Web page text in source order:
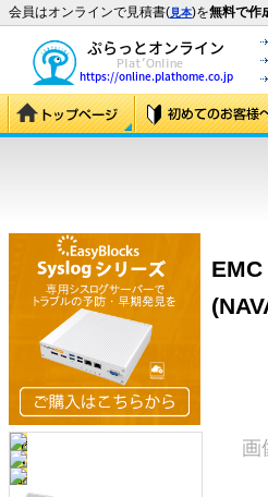
会員はオンラインで見積書(見本)を無料で作